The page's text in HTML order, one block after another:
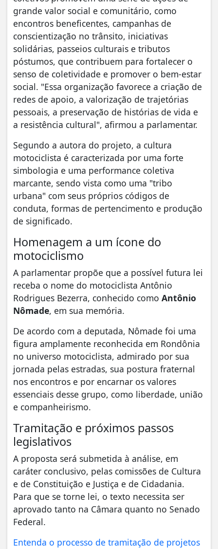
grande valor social e comunitário, como
encontros beneficentes, campanhas de
conscientização no trânsito, iniciativas
solidárias, passeios culturais e tributos
póstumos, que contribuem para fortalecer o
senso de coletividade e promover o bem-estar
social. "Essa organização favorece a criação de
redes de apoio, a valorização de trajetórias
pessoais, a preservação de histórias de vida e
a resistência cultural", afirmou a parlamentar.
Segundo a autora do projeto, a cultura
motociclista é caracterizada por uma forte
simbologia e uma performance coletiva
marcante, sendo vista como uma "tribo
urbana" com seus próprios códigos de
conduta, formas de pertencimento e produção
de significado.
Homenagem a um ícone do
motociclismo
A parlamentar propõe que a possível futura lei
receba o nome do motociclista Antônio
Rodrigues Bezerra, conhecido como Antônio
Nômade, em sua memória.
De acordo com a deputada, Nômade foi uma
figura amplamente reconhecida em Rondônia
no universo motociclista, admirado por sua
jornada pelas estradas, sua postura fraternal
nos encontros e por encarnar os valores
essenciais desse grupo, como liberdade, união
e companheirismo.
Tramitação e próximos passos
legislativos
A proposta será submetida à análise, em
caráter conclusivo, pelas comissões de Cultura
e de Constituição e Justiça e de Cidadania.
Para que se torne lei, o texto necessita ser
aprovado tanto na Câmara quanto no Senado
Federal.
Entenda o processo de tramitação de projetos